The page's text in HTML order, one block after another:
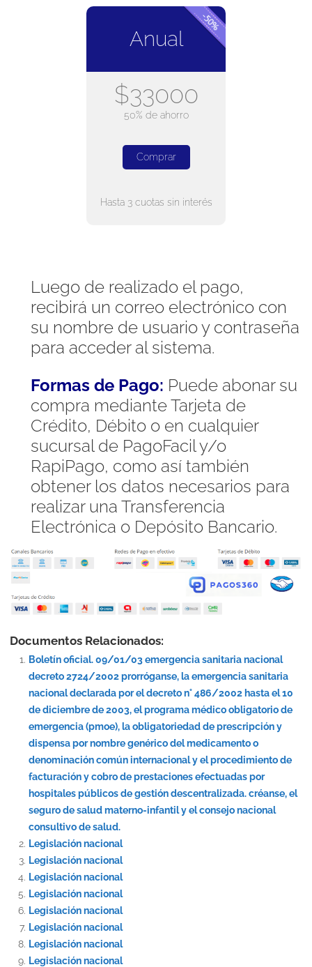
Anual
$33000
50% de ahorro
Comprar
Hasta 3 cuotas sin interés
Luego de realizado el pago,
recibirá un correo electrónico con
su nombre de usuario y contraseña
para acceder al sistema.
Formas de Pago: Puede abonar su
compra mediante Tarjeta de
Crédito, Débito o en cualquier
sucursal de PagoFacil y/o
RapiPago, como así también
obtener los datos necesarios para
realizar una Transferencia
Electrónica o Depósito Bancario.
Documentos Relacionados:
Boletín oficial. 09/01/03 emergencia sanitaria nacional
decreto 2724/2002 prorróganse, la emergencia sanitaria
nacional declarada por el decreto n° 486/2002 hasta el 10
de diciembre de 2003, el programa médico obligatorio de
emergencia (pmoe), la obligatoriedad de prescripción y
dispensa por nombre genérico del medicamento o
denominación común internacional y el procedimiento de
facturación y cobro de prestaciones efectuadas por
hospitales públicos de gestión descentralizada. créanse, el
seguro de salud materno-infantil y el consejo nacional
consultivo de salud.
Legislación nacional
Legislación nacional
Legislación nacional
Legislación nacional
Legislación nacional
Legislación nacional
Legislación nacional
Legislación nacional